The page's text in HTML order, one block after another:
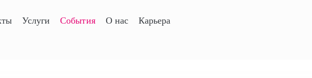
Услуги События О нас Карьера